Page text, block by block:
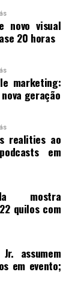
novo visual
20 horas
marketing:
geração
realities ao
em
mostra
quilos com
assumem
em evento;